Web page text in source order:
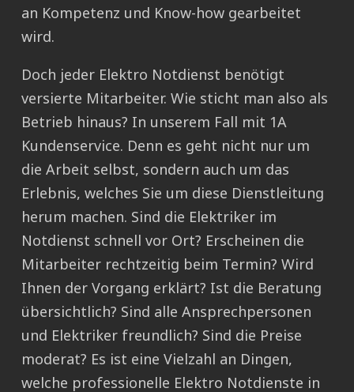
an Kompetenz und Know-how gearbeitet
wird.
Doch jeder Elektro Notdienst benötigt
versierte Mitarbeiter. Wie sticht man also als
Betrieb hinaus? In unserem Fall mit 1A
Kundenservice. Denn es geht nicht nur um
die Arbeit selbst, sondern auch um das
Erlebnis, welches Sie um diese Dienstleitung
herum machen. Sind die Elektriker im
Notdienst schnell vor Ort? Erscheinen die
Mitarbeiter rechtzeitig beim Termin? Wird
Ihnen der Vorgang erklärt? Ist die Beratung
übersichtlich? Sind alle Ansprechpersonen
und Elektriker freundlich? Sind die Preise
moderat? Es ist eine Vielzahl an Dingen,
welche professionelle Elektro Notdienste in